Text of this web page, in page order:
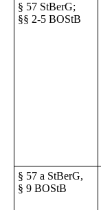
§ 57 StBerG;
§§ 2-5 BOStB
§ 57 a StBerG,
§ 9 BOStB